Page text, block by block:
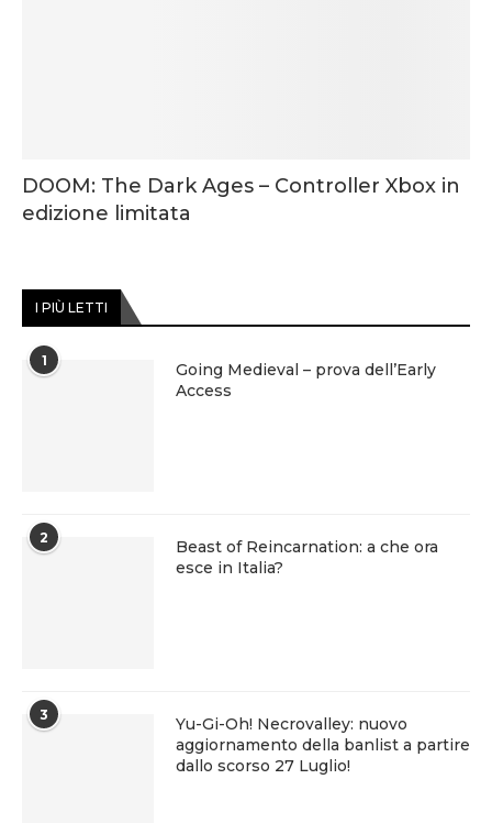
DOOM: The Dark Ages – Controller Xbox in
edizione limitata
I PIÙ LETTI
1
Going Medieval – prova dell’Early
Access
2
Beast of Reincarnation: a che ora
esce in Italia?
3
Yu-Gi-Oh! Necrovalley: nuovo
aggiornamento della banlist a partire
dallo scorso 27 Luglio!